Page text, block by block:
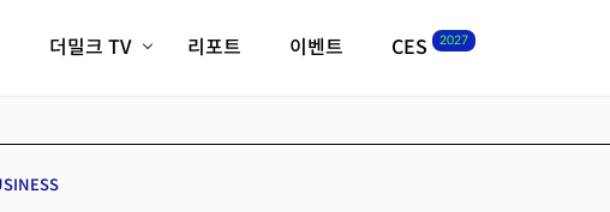
더밀크 TV 리포트 이벤트 CES 2027